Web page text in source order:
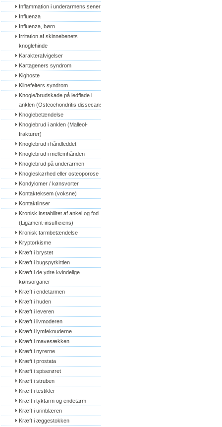
Inflammation i underarmens sener
Influenza
Influenza, børn
Irritation af skinnebenets
knoglehinde
Karakterafvigelser
Kartageners syndrom
Kighoste
Klinefelters syndrom
Knogle/brudskade på ledflade i
anklen (Osteochondritis dissecans)
Knoglebetændelse
Knoglebrud i anklen (Malleol-
frakturer)
Knoglebrud i håndleddet
Knoglebrud i mellemhånden
Knoglebrud på underarmen
Knogleskørhed eller osteoporose
Kondylomer / kønsvorter
Kontakteksem (voksne)
Kontaktlinser
Kronisk instabilitet af ankel og fod
(Ligament-insufficiens)
Kronisk tarmbetændelse
Kryptorkisme
Kræft i brystet
Kræft i bugspytkirtlen
Kræft i de ydre kvindelige
kønsorganer
Kræft i endetarmen
Kræft i huden
Kræft i leveren
Kræft i livmoderen
Kræft i lymfeknuderne
Kræft i mavesækken
Kræft i nyrerne
Kræft i prostata
Kræft i spiserøret
Kræft i struben
Kræft i testikler
Kræft i tyktarm og endetarm
Kræft i urinblæren
Kræft i æggestokken